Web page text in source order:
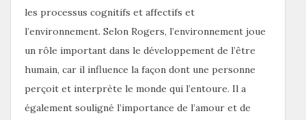
les processus cognitifs et affectifs et
l’environnement. Selon Rogers, l’environnement joue
un rôle important dans le développement de l’être
humain, car il influence la façon dont une personne
perçoit et interprète le monde qui l’entoure. Il a
également souligné l’importance de l’amour et de